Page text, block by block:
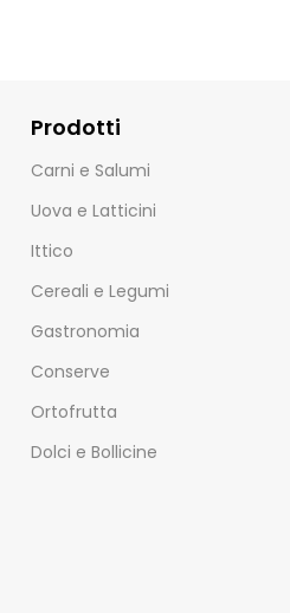
Prodotti
Carni e Salumi
Uova e Latticini
Ittico
Cereali e Legumi
Gastronomia
Conserve
Ortofrutta
Dolci e Bollicine